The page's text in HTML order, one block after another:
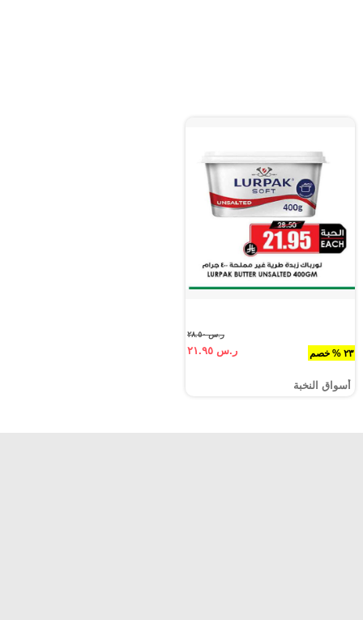
٢٣ % خصم
ر.س ٢٨.٥٠
ر.س ٢١.٩٥
أسواق النخبة